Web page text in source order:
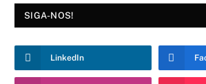
SIGA-NOS!
LinkedIn